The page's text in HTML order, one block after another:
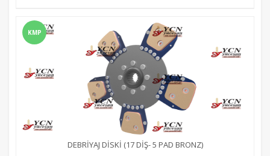
KMP
DEBRİYAJ DİSKİ (17 DİŞ- 5 PAD BRONZ)